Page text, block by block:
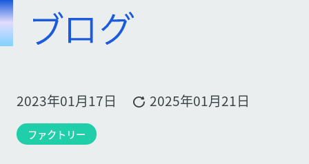
2023年01月17日 2025年01月21日
ファクトリー